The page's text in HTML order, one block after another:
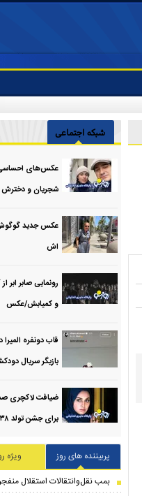
شبکه اجتماعی
عکس‌های
شجریان و دخترش
عکس جدید گوگوش
اش
رونمایی صابر ابر
و کمیابش/عکس
قاب دونفره المیرا
بازیگر سریال
ضیافت لاکچری
برای جشن تولد ۳۸ سالگی‌/عکس
پربیننده های روز
ویژه
بمب نقل‌وانتقالات استقلال